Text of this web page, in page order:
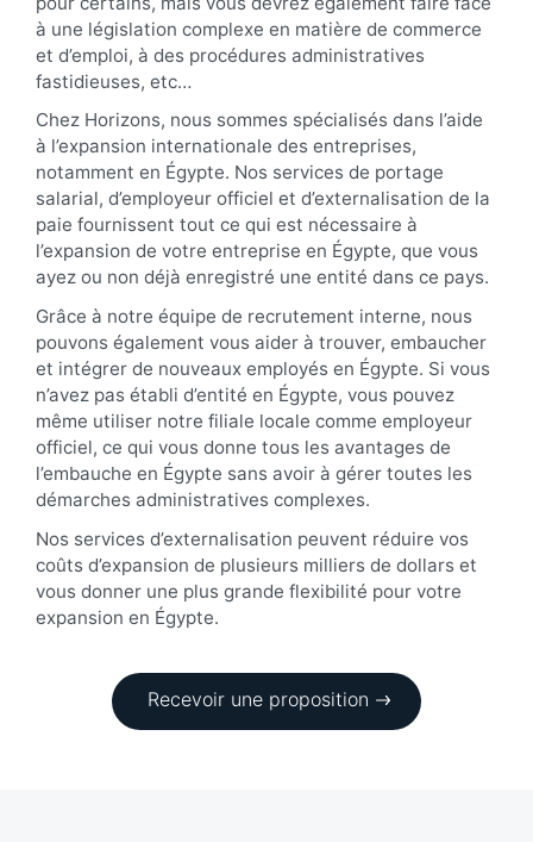
à une législation complexe en matière de commerce
et d’emploi, à des procédures administratives
fastidieuses, etc…
Chez Horizons, nous sommes spécialisés dans l’aide
à l’expansion internationale des entreprises,
notamment en Égypte. Nos services de portage
salarial, d’employeur officiel et d’externalisation de la
paie fournissent tout ce qui est nécessaire à
l’expansion de votre entreprise en Égypte, que vous
ayez ou non déjà enregistré une entité dans ce pays.
Grâce à notre équipe de recrutement interne, nous
pouvons également vous aider à trouver, embaucher
et intégrer de nouveaux employés en Égypte. Si vous
n’avez pas établi d’entité en Égypte, vous pouvez
même utiliser notre filiale locale comme employeur
officiel, ce qui vous donne tous les avantages de
l’embauche en Égypte sans avoir à gérer toutes les
démarches administratives complexes.
Nos services d’externalisation peuvent réduire vos
coûts d’expansion de plusieurs milliers de dollars et
vous donner une plus grande flexibilité pour votre
expansion en Égypte.
Recevoir une proposition